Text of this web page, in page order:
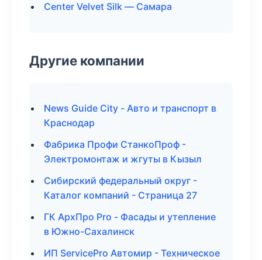
Center Velvet Silk — Самара
Другие компании
News Guide City - Авто и транспорт в
Краснодар
Фабрика Профи СтанкоПроф -
Электромонтаж и жгуты в Кызыл
Сибирский федеральный округ -
Каталог компаний - Страница 27
ГК АрхПро Pro - Фасады и утепление
в Южно-Сахалинск
ИП ServicePro Автомир - Техническое